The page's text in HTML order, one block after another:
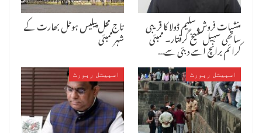
ہے ۔
منشیات فروش سلیم ڈولا کا قریبی
ساتھی سہیل شیخ گرفتار۔ ممبئی
کرائم برانچ اسے دبئی سے…
تاج محل پیلیس ہوٹل بھارت کے
شہر ممبئی
اسپیشل رپورٹ اسپیشل رپورٹ